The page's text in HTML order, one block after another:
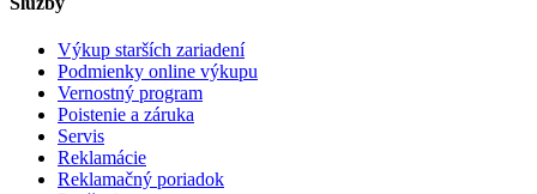
Výkup starších zariadení
Podmienky online výkupu
Vernostný program
Poistenie a záruka
Servis
Reklamácie
Reklamačný poriadok